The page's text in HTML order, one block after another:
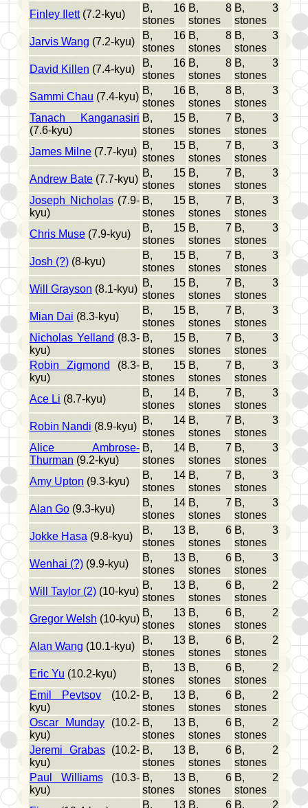
Finley Ilett(7.2-kyu)
B, 16
stones
B, 8
stones
B, 3
stones
Jarvis Wang (7.2-kyu)
B, 16
stones
B, 8
stones
B, 3
stones
David Killen (7.4-kyu)
B, 16
stones
B, 8
stones
B, 3
stones
Sammi Chau (7.4-kyu)
B, 16
stones
B, 8
stones
B, 3
stones
Tanach Kanganasiri
(7.6-kyu)
B, 15
stones
B, 7
stones
B, 3
stones
James Milne (7.7-kyu)
B, 15
stones
B, 7
stones
B, 3
stones
Andrew Bate (7.7-kyu)
B, 15
stones
B, 7
stones
B, 3
stones
Joseph Nicholas(7.9-
kyu)
B, 15
stones
B, 7
stones
B, 3
stones
Chris Muse (7.9-kyu)
B, 15
stones
B, 7
stones
B, 3
stones
Josh (?) (8-kyu)
B, 15
stones
B, 7
stones
B, 3
stones
Will Grayson (8.1-kyu)
B, 15
stones
B, 7
stones
B, 3
stones
Mian Dai (8.3-kyu)
B, 15
stones
B, 7
stones
B, 3
stones
Nicholas Yelland (8.3-
kyu)
B, 15
stones
B, 7
stones
B, 3
stones
Robin Zigmond
(8.3-
kyu)
B, 15
stones
B, 7
stones
B, 3
stones
Ace Li (8.7-kyu)
B, 14
stones
B, 7
stones
B, 3
stones
Robin Nandi (8.9-kyu)
B, 14
stones
B, 7
stones
B, 3
stones
Alice Ambrose-
Thurman (9.2-kyu)
B, 14
stones
B, 7
stones
B, 3
stones
Amy Upton (9.3-kyu)
B, 14
stones
B, 7
stones
B, 3
stones
Alan Go (9.3-kyu)
B, 14
stones
B, 7
stones
B, 3
stones
Jokke Hasa (9.8-kyu)
B, 13
stones
B, 6
stones
B, 3
stones
Wenhai (?) (9.9-kyu)
B, 13
stones
B, 6
stones
B, 3
stones
Will Taylor (2) (10-kyu)
B, 13
stones
B, 6
stones
B, 2
stones
Gregor Welsh (10-kyu)
B, 13
stones
B, 6
stones
B, 2
stones
Alan Wang (10.1-kyu)
B, 13
stones
B, 6
stones
B, 2
stones
Eric Yu (10.2-kyu)
B, 13
stones
B, 6
stones
B, 2
stones
Emil Pevtsov (10.2-
kyu)
B, 13
stones
B, 6
stones
B, 2
stones
Oscar Munday (10.2-
kyu)
B, 13
stones
B, 6
stones
B, 2
stones
Jeremi Grabas(10.2-
kyu)
B, 13
stones
B, 6
stones
B, 2
stones
Paul Williams(10.3-
kyu)
B, 13
stones
B, 6
stones
B, 2
stones
B, 13 B, 6 B, 2